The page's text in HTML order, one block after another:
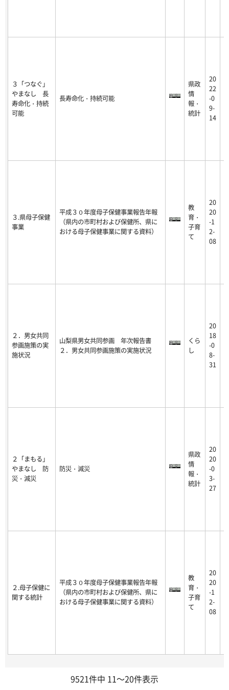
３「つなぐ」
やまなし 長
寿命化・持続
可能
長寿命化・持続可能
県政
情
報・
統計
20
22
-0
9-
14
３.県母子保健
事業
平成３０年度母子保健事業報告年報
（県内の市町村および保健所、県に
おける母子保健事業に関する資料）
教
育・
子育
て
20
20
-1
2-
08
２．男女共同
参画施策の実
施状況
山梨県男女共同参画 年次報告書
２．男女共同参画施策の実施状況
くら
し
20
18
-0
8-
31
２「まもる」
やまなし 防
災・減災
防災・減災
県政
情
報・
統計
20
20
-0
3-
27
２.母子保健に
関する統計
平成３０年度母子保健事業報告年報
（県内の市町村および保健所、県に
おける母子保健事業に関する資料）
教
育・
子育
て
20
20
-1
2-
08
9521件中 11～20件表示